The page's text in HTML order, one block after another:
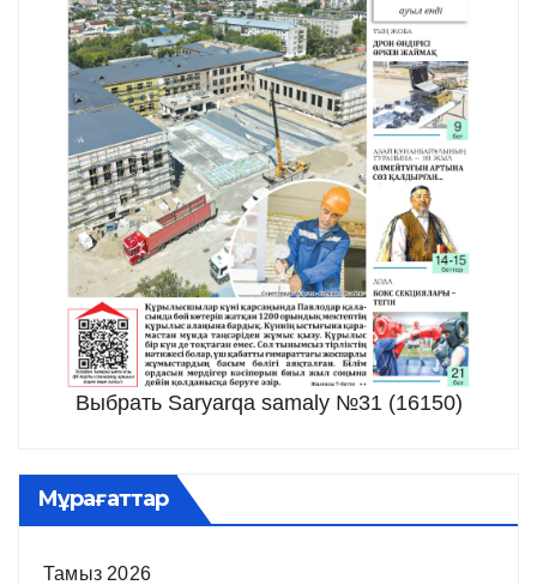
Выбрать Saryarqa samaly №31 (16150)
Мұрағаттар
Тамыз 2026